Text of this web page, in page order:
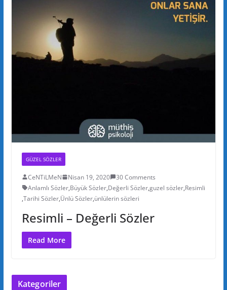
GÜZEL SÖZLER
CeNTiLMeN Nisan 19, 2020
30 Comments
Anlamlı Sözler,Büyük Sözler,Değerli Sözler,guzel sözler,Resimli
,Tarihi Sözler,Ünlü Sözler,ünlülerin sözleri
Resimli – Değerli Sözler
Read More
Kategoriler